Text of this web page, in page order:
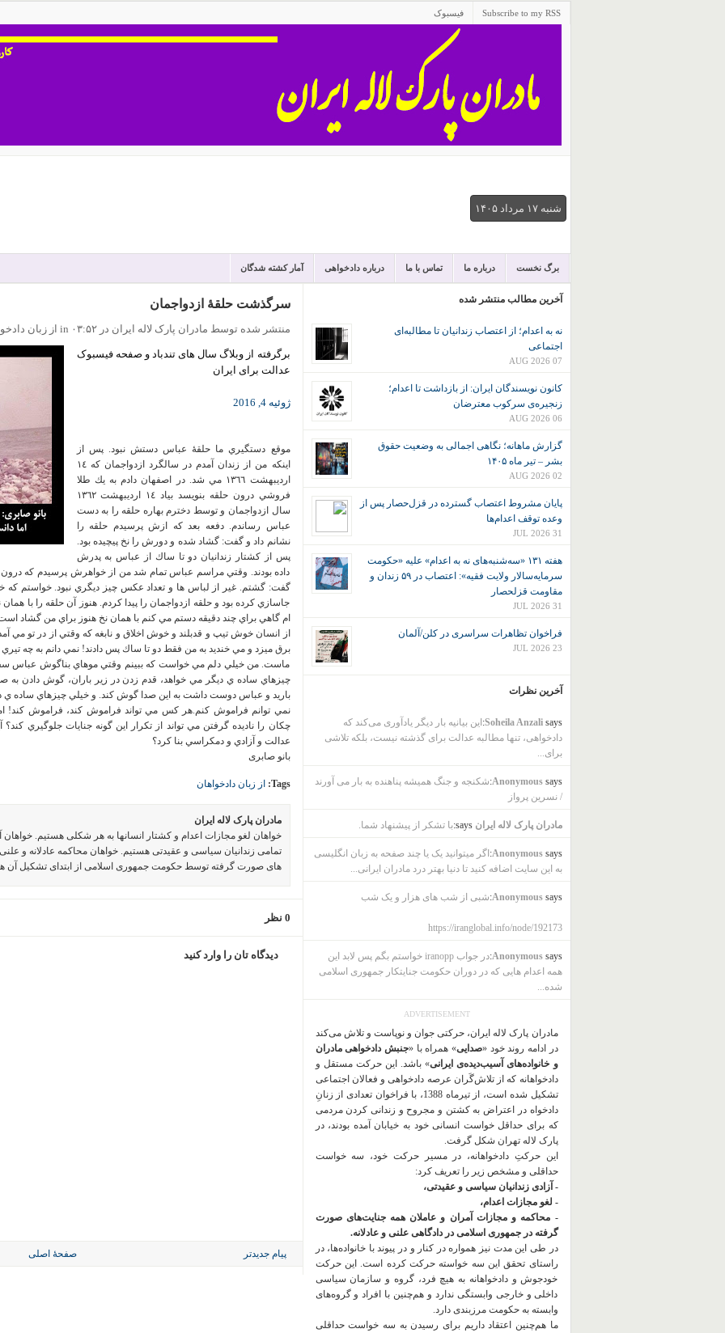
Subscribe to my RSS فیسبوک
شنبه ۱۷ مرداد ۱۴۰۵
برگ نخست درباره ما تماس با ما درباره دادخواهی آمار کشته شدگان
سرگذشت حلقۀ ازدواجمان
منتشر شده توسط مادران پارک لاله ایران در ۰۳:۵۲ in از زبان
برگرفته از وبلاگ سال های تندباد و صفحه فیسبوک
عدالت برای ایران
ژوئیه 4, 2016
موقع دستگيري ما حلقۀ عباس دستش نبود. پس از
اينكه من از زندان آمدم در سالگرد ازدواجمان كه ١٤
ارديبهشت ١٣٦٦ مي شد. در اصفهان دادم به يك طلا
فروشي درون حلقه بنويسد بياد ١٤ ارديبهشت ١٣٦٢
سال ازدواجمان و توسط دخترم بهاره حلقه را به دست
عباس رساندم. دفعه بعد كه ازش پرسيدم حلقه را
نشانم داد و گفت: گشاد شده و دورش را نخ پيچيده بود.
پس از كشتار زندانيان دو تا ساك از عباس به پدرش
داده بودند. وقتي مراسم عباس تمام شد من از خواهرش پرسيدم كه
گفت: گشتم. غير از لباس ها و تعداد عكس چيز ديگري نبود. خواستم كه
جاسازي كرده بود و حلقه ازدواجمان را پيدا كردم. هنوز آن حلقه را
ام گاهي براي چند دقيقه دستم مي كنم با همان نخ هنوز براي من گشاد
از انسان خوش تيپ و قدبلند و خوش اخلاق و نابغه كه وقتي از در تو
برق ميزد و مي خنديد به من فقط دو تا ساك پس دادند! نمي دانم به چه
ماست. من خيلي دلم مي خواست كه ببينم وقتي موهاي بناگوش عباس
چيزهاي ساده ي ديگر مي خواهد، قدم زدن در زير باران، گوش دادن به
باريد و عباس دوست داشت به اين صدا گوش كند. و خيلي چيزهاي ساده
نمي توانم فراموش كنم.هر کس مي تواند فراموش كند، فراموش كند!
چكان را ناديده گرفتن مي تواند از تكرار اين گونه جنايات جلوگيري
عدالت و آزادي و دمكراسي بنا كرد؟
بانو صابری
Tags: از زبان دادخواهان
مادران پارک لاله ایران
خواهان لغو مجازات اعدام و کشتار انسانها به هر شکلی هستیم.
تمامی زندانیان سیاسی و عقیدتی هستیم. خواهان محاکمه عادلانه و
های صورت گرفته توسط حکومت جمهوری اسلامی از ابتدای تشکیل آن
0 نظر
دیدگاه تان را وارد کنید
پیام جدیدتر صفحهٔ اصلی
آخرین مطالب منتشر شده
نه به اعدام؛ از اعتصاب زندانیان تا مطالبه‌ای
اجتماعی
07 AUG 2026
کانون نويسندگان ايران: از بازداشت تا اعدام؛
زنجیره‌ی سرکوب معترضان
06 AUG 2026
گزارش ماهانه؛ نگاهی اجمالی به وضعیت حقوق
بشر – تیر ماه ۱۴۰۵
02 AUG 2026
پایان مشروط اعتصاب گسترده در قزل‌حصار پس از
وعده توقف اعدام‌ها
31 JUL 2026
هفته ۱۳۱ «سه‌شنبه‌های نه به اعدام» علیه «حکومت
سرمایه‌سالار ولایت فقیه»: اعتصاب در ۵۹ زندان و
مقاومت قزلحصار
31 JUL 2026
فراخوان تظاهرات سراسری در کلن/آلمان
23 JUL 2026
آخرین نظرات
Soheila Anzalisays:
این بیانیه بار دیگر یادآوری می‌کند که
دادخواهی، تنها مطالبه عدالت برای گذشته نیست، بلکه تلاشی
برای...
Anonymoussays:
شکنجه و جنگ همیشه پناهنده به بار می آورند
/ نسرین پرواز
مادران پارک لاله ایران says: با تشکر از پیشنهاد شما.
Anonymoussays:
اگر میتوانید یک یا چند صفحه به زبان انگلیسی
به این سایت اضافه کنید تا دنیا بهتر درد مادران ایرانی...
Anonymoussays: شبی از شب های هزار و یک شب
https://iranglobal.info/node/192173
Anonymoussays:
در جواب iranopp خواستم بگم پس لابد این
همه اعدام هایی که در دوران حکومت جنایتکار جمهوری اسلامی
شده...
ADVERTISEMENT
مادران پارک لاله ایران، حرکتی جوان و نوپاست و تلاش می‌کند
در ادامه روند خود «صدایی» همراه با «جنبش دادخواهی مادران
و خانواده‌های آسیب‌دیده‌ی ایرانی» باشد. این حرکت مستقل و
دادخواهانه که از تلاش‌گَران عرصه دادخواهی و فعالان اجتماعی
تشکیل شده است، از تیرماه 1388، با فراخوان تعدادی از زنانِ
دادخواه در اعتراض به کشتن و مجروح و زندانی کردن مردمی
که برای حداقل خواست انسانی خود به خیابان آمده بودند، در
پارک لاله تهران شکل گرفت.
این حرکتِ دادخواهانه، در مسیر حرکت خود، سه خواست
حداقلی و مشخص زیر را تعریف کرد:
- آزادی زندانیان سیاسی و عقیدتی،
- لغو مجازات اعدام،
- محاکمه و مجازات آمران و عاملان همه جنایت‌های صورت
گرفته در جمهوری اسلامی در دادگاهی علنی و عادلانه.
در طی این مدت نیز همواره در کنار و در پیوند با خانواده‌ها، در
راستای تحقق این سه خواسته حرکت کرده است. این حرکت
خودجوش و دادخواهانه به هیچ فرد، گروه و سازمان سیاسی
داخلی و خارجی وابستگی ندارد و هم‌چنین با افراد و گروه‌های
وابسته به حکومت مرزبندی دارد.
ما هم‌چنین اعتقاد داریم برای رسیدن به سه خواست حداقلی